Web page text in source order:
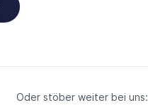
Oder stöber weiter bei uns: